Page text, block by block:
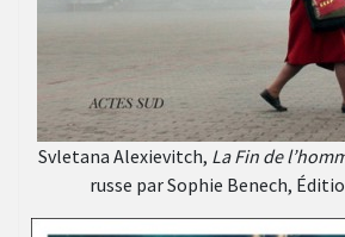
Svletana Alexievitch, La Fin de
russe par Sophie Benech,